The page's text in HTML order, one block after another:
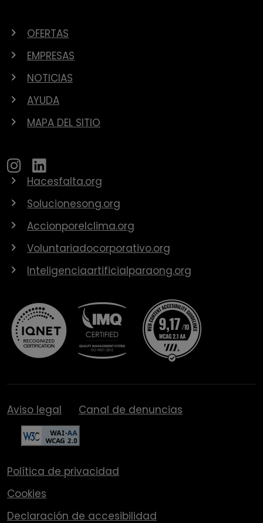
OFERTAS
EMPRESAS
NOTICIAS
AYUDA
MAPA DEL SITIO
Hacesfalta.org
Solucionesong.org
Accionporelclima.org
Voluntariadocorporativo.org
Inteligenciaartificialparaong.org
Aviso legal Canal de denuncias
Política de privacidad
Cookies
Declaración de accesibilidad